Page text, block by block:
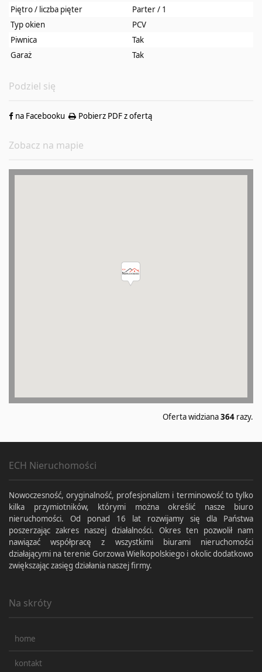
Piętro / liczba pięter
Parter / 1
Typ okien
PCV
Piwnica
Tak
Garaż
Tak
Podziel się
na Facebooku Pobierz PDF z ofertą
Zobacz na mapie
Oferta widziana364 razy.
ECH Nieruchomości
Nowoczesność, oryginalność, profesjonalizm i terminowość to tylko
kilka przymiotników, którymi można określić nasze biuro
nieruchomości. Od ponad 16 lat rozwijamy się dla Państwa
poszerzając zakres naszej działalności. Okres ten pozwolił nam
nawiązać współpracę z wszystkimi biurami nieruchomości
działającymi na terenie Gorzowa Wielkopolskiego i okolic dodatkowo
zwiększając zasięg działania naszej firmy.
Na skróty
home
kontakt